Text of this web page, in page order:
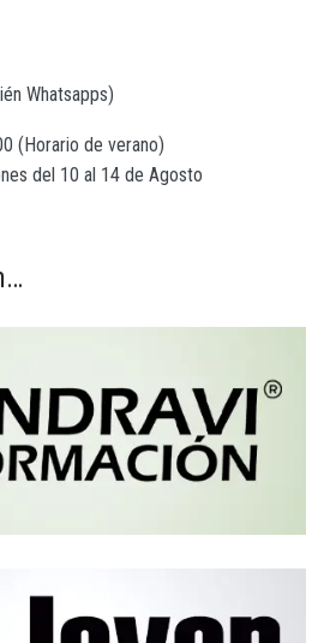
Whatsapps)
(Horario de verano)
del 10 al 14 de Agosto